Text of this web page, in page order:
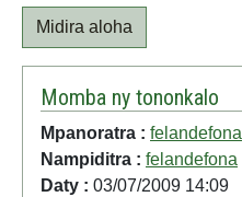
Midira aloha
Momba ny tononkalo
Mpanoratra : felandefona
Nampiditra : felandefona
Daty : 03/07/2009 14:09